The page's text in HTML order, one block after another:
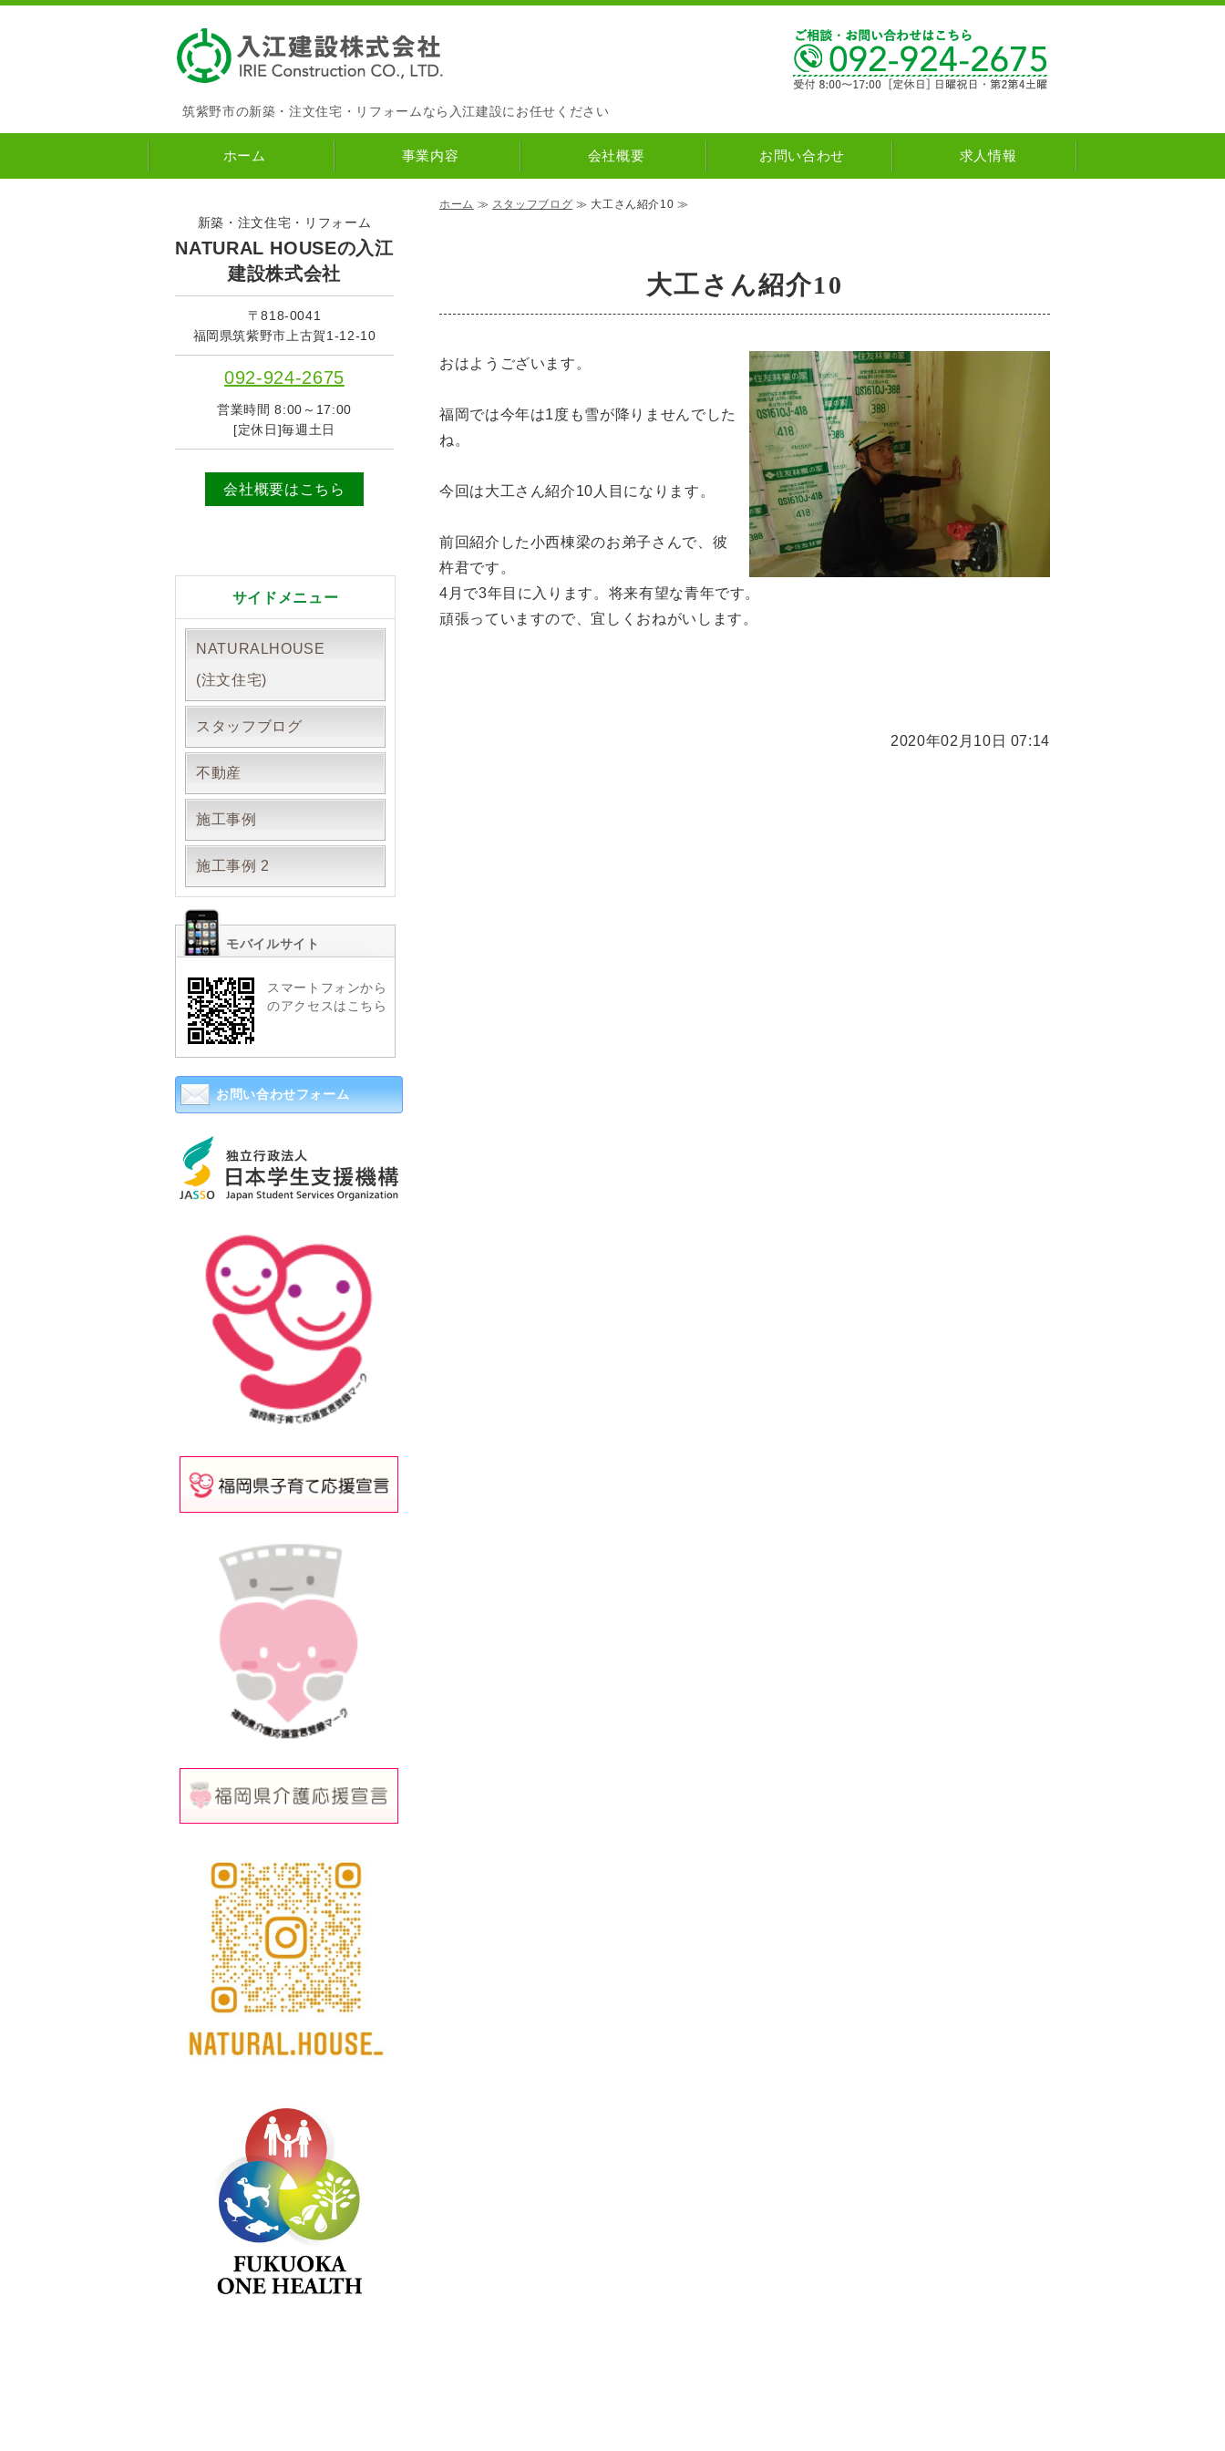
｜筑紫野市の新築・注文住宅・リフォーム natural house
筑紫野市の新築・注文住宅・リフォームなら入江建設にお任せください
ホーム 事業内容 会社概要 お問い合わせ 求人情報
ホーム ≫ スタッフブログ ≫ 大工さん紹介10 ≫
大工さん紹介10
おはようございます。
福岡では今年は1度も雪が降りませんでした
ね。
今回は大工さん紹介10人目になります。
前回紹介した小西棟梁のお弟子さんで、彼
杵君です。
4月で3年目に入ります。将来有望な青年です。
頑張っていますので、宜しくおねがいします。
2020年02月10日 07:14
新築・注文住宅・リフォーム
NATURAL HOUSEの入江
建設株式会社
〒818-0041
福岡県筑紫野市上古賀1-12-10
092-924-2675
営業時間 8:00～17:00
[定休日]毎週土日
会社概要はこちら
サイドメニュー
NATURALHOUSE
(注文住宅)
スタッフブログ
不動産
施工事例
施工事例 2
モバイルサイト
スマートフォンから
のアクセスはこちら
お問い合わせフォーム